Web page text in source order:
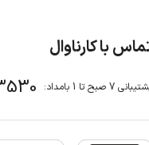
با کارناوال
7 صبح تا 1 بامداد: